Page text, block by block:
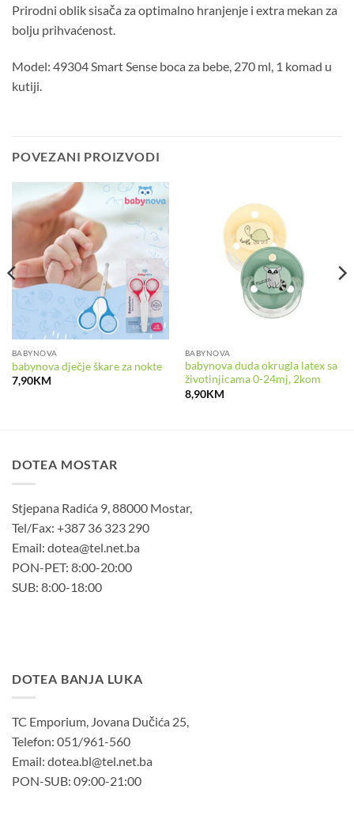
Prirodni oblik sisača za optimalno hranjenje i extra mekan za
bolju prihvaćenost.
Model: 49304 Smart Sense boca za bebe, 270 ml, 1 komad u
kutiji.
POVEZANI PROIZVODI
BABYNOVA
babynova dječje škare za nokte
7,90KM
BABYNOVA
babynova duda okrugla latex sa
životinjicama 0-24mj, 2kom
8,90KM
DOTEA MOSTAR
Stjepana Radića 9, 88000 Mostar,
Tel/Fax: +387 36 323 290
Email: dotea@tel.net.ba
PON-PET: 8:00-20:00
SUB: 8:00-18:00
DOTEA BANJA LUKA
TC Emporium, Jovana Dučića 25,
Telefon: 051/961-560
Email: dotea.bl@tel.net.ba
PON-SUB: 09:00-21:00